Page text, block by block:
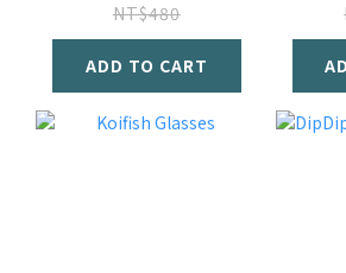
NT$480
ADD TO CART